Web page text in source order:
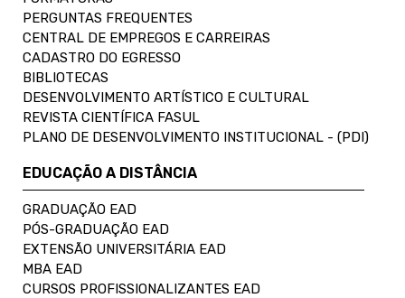
PERGUNTAS FREQUENTES
CENTRAL DE EMPREGOS E CARREIRAS
CADASTRO DO EGRESSO
BIBLIOTECAS
DESENVOLVIMENTO ARTÍSTICO E CULTURAL
REVISTA CIENTÍFICA FASUL
PLANO DE DESENVOLVIMENTO INSTITUCIONAL - (PDI)
EDUCAÇÃO A DISTÂNCIA
GRADUAÇÃO EAD
PÓS-GRADUAÇÃO EAD
EXTENSÃO UNIVERSITÁRIA EAD
MBA EAD
CURSOS PROFISSIONALIZANTES EAD